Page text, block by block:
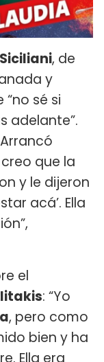
, de
y
sé si
adelante”.
que la
y le dijeron
acá’. Ella
el
: “Yo
, pero como
bien y ha
Ella era